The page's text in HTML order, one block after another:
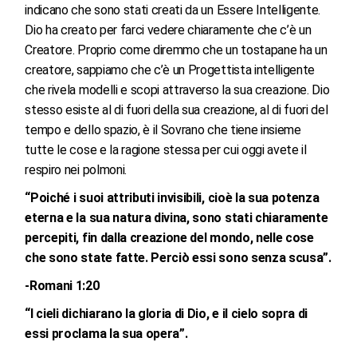
indicano che sono stati creati da un Essere Intelligente.
Dio ha creato per farci vedere chiaramente che c’è un
Creatore. Proprio come diremmo che un tostapane ha un
creatore, sappiamo che c’è un Progettista intelligente
che rivela modelli e scopi attraverso la sua creazione. Dio
stesso esiste al di fuori della sua creazione, al di fuori del
tempo e dello spazio, è il Sovrano che tiene insieme
tutte le cose e la ragione stessa per cui oggi avete il
respiro nei polmoni.
“Poiché i suoi attributi invisibili, cioè la sua potenza
eterna e la sua natura divina, sono stati chiaramente
percepiti, fin dalla creazione del mondo, nelle cose
che sono state fatte. Perciò essi sono senza scusa”.
-Romani 1:20
“I cieli dichiarano la gloria di Dio, e il cielo sopra di
essi proclama la sua opera”.